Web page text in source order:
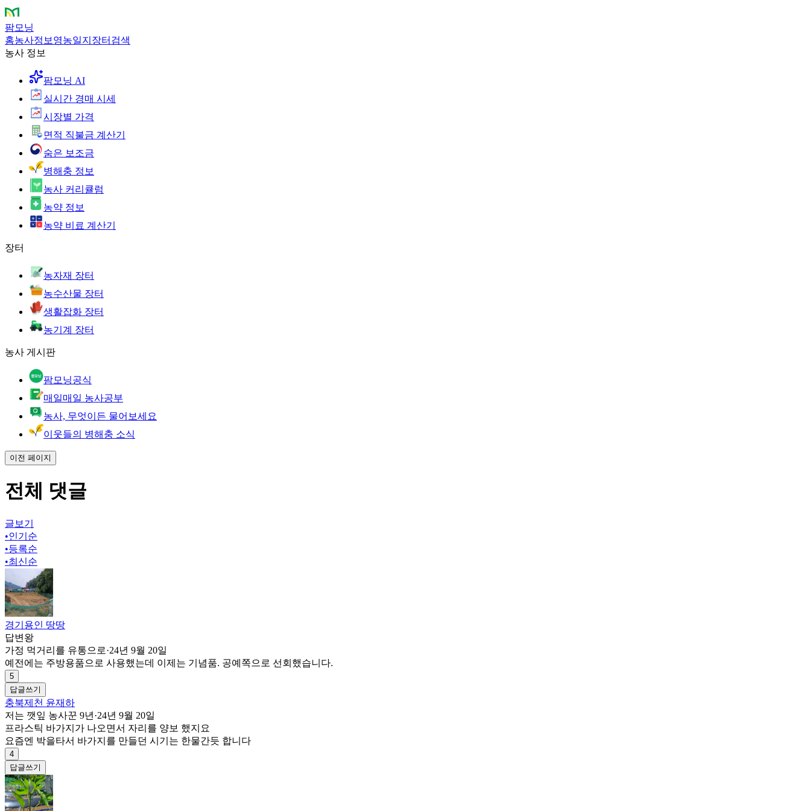
팜모닝
홈농사정보 영농일지 장터 검색
농사 정보
팜모닝 AI
실시간 경매 시세
시장별 가격
면적 직불금 계산기
숨은 보조금
병해충 정보
농사 커리큘럼
농약 정보
농약 비료 계산기
장터
농자재 장터
농수산물 장터
생활잡화 장터
농기계 장터
농사 게시판
팜모닝공식
매일매일 농사공부
농사, 무엇이든 물어보세요
이웃들의 병해충 소식
이전 페이지
전체 댓글
글보기
•인기순
•등록순
•최신순
경기용인 땅땅
답변왕
가정 먹거리를 유통으로·24년 9월 20일
예전에는 주방용품으로 사용했는데 이제는 기념품. 공예쪽으로 선회했습니다.
5
답글쓰기
충북제천 윤재하
저는 깻잎 농사꾼 9년 ·24년 9월 20일
프라스틱 바가지가 나오면서 자리를 양보 했지요
요즘엔 박을타서 바가지를 만들던 시기는 한물간듯 합니다
4
답글쓰기